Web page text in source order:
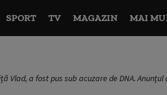
SPORT TV MAGAZIN MAI
Vlad, a fost pus sub acuzare de DNA.